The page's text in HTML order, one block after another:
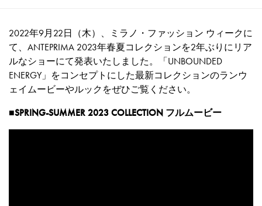
2022年9月22日（木）、ミラノ・ファッション ウィークに
て、ANTEPRIMA 2023年春夏コレクションを2年ぶりにリア
ルなショーにて発表いたしました。「UNBOUNDED
ENERGY」をコンセプトにした最新コレクションのランウ
ェイムービーやルックをぜひご覧ください。
■SPRING-SUMMER 2023 COLLECTION フルムービー